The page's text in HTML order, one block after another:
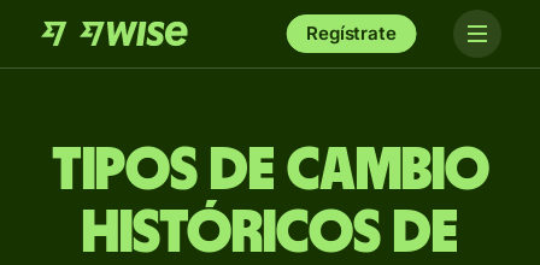
Regístrate
Tipos de Cambio
Históricos de